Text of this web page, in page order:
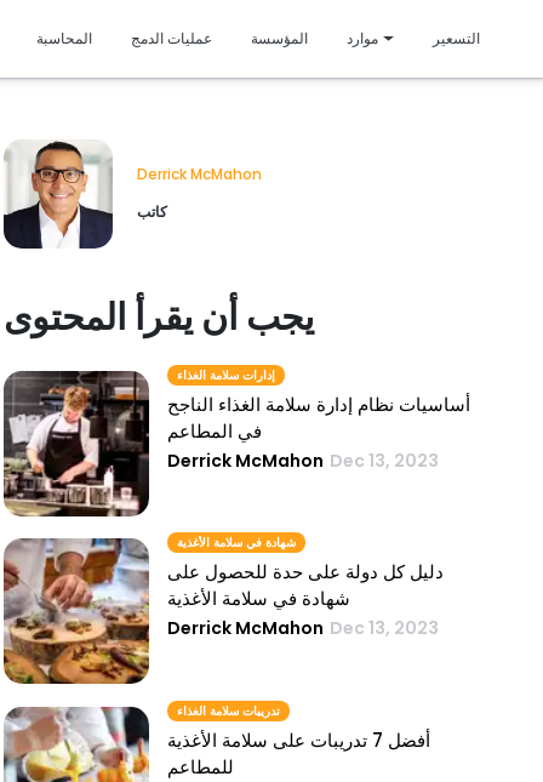
المحاسبة عمليات الدمج المؤسسة موارد التسعير
Derrick McMahon
كاتب
يجب أن يقرأ المحتوى
إدارات سلامة الغذاء
أساسيات نظام إدارة سلامة الغذاء الناجح
في المطاعم
Derrick McMahon Dec 13, 2023
شهادة في سلامة الأغذية
دليل كل دولة على حدة للحصول على
شهادة في سلامة الأغذية
Derrick McMahon Dec 13, 2023
تدريبات سلامة الغذاء
أفضل 7 تدريبات على سلامة الأغذية
للمطاعم